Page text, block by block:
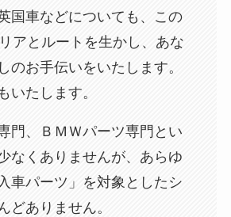
国車などについても、この
アとルートを生かし、あな
のお手伝いをいたします。
いたします。
門、ＢＭＷパーツ専門とい
なくありませんが、あらゆ
車パーツ」を対象としたシ
どありません。